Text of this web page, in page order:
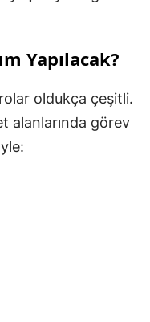
Yapılacak?
oldukça çeşitli.
alanlarında görev